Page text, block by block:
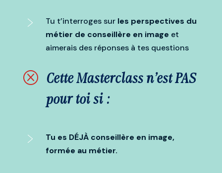
Tu t’interroges sur les perspectives du
métier de conseillère en image et
aimerais des réponses à tes questions
Q
Cette Masterclass n'est PAS
pour toi si :
Tu es DÉJÀ conseillère en image,
formée au métier.